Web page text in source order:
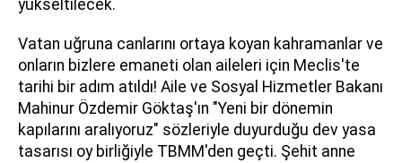
yükseltilecek.
Vatan uğruna canlarını ortaya koyan kahramanlar ve
onların bizlere emaneti olan aileleri için Meclis'te
tarihi bir adım atıldı! Aile ve Sosyal Hizmetler Bakanı
Mahinur Özdemir Göktaş'ın "Yeni bir dönemin
kapılarını aralıyoruz" sözleriyle duyurduğu dev yasa
tasarısı oy birliğiyle TBMM'den geçti. Şehit anne